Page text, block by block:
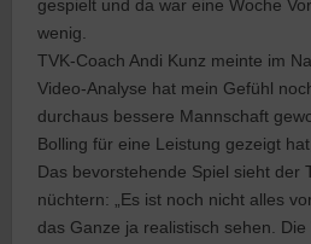
gespielt und da war eine Woche
wenig.
TVK-Coach Andi Kunz meinte im
Video-Analyse hat mein Gefühl
durchaus bessere Mannschaft
Bolling für eine Leistung gezeigt
Das bevorstehende Spiel sieht der
nüchtern: „Es ist noch nicht alles
das Ganze ja realistisch sehen.